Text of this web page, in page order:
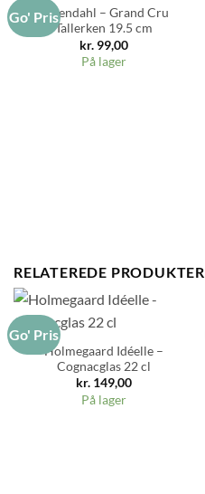
Go' PrisRosendahl – Grand Cru
Tallerken 19.5 cm
kr.99,00
På lager
RELATEREDE PRODUKTER
Go' Pris
Holmegaard Idéelle –
Cognacglas 22 cl
kr.149,00
På lager